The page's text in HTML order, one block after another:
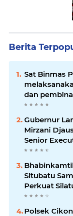
Berita
Sat Binmas
dan
pelaksana
Gubernur
Mirzani
Senior
Association
(JAC) Yugo
pertemuan
Situbatu
Perkuat
Kondusivitas
Polsek